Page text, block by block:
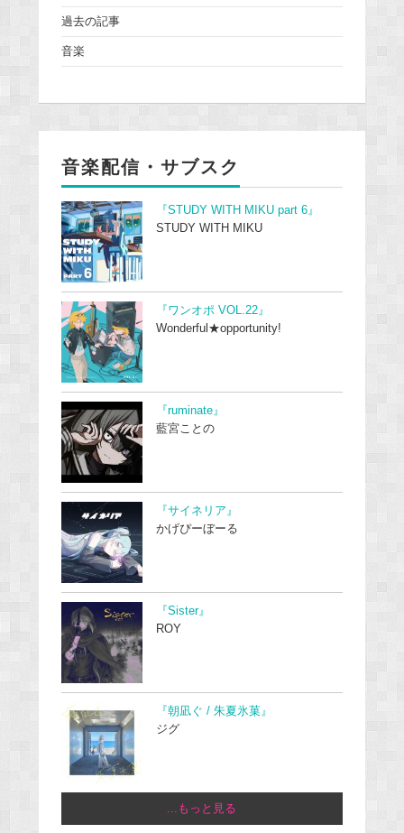
過去の記事
音楽
音楽配信・サブスク
『STUDY WITH MIKU part 6』
STUDY WITH MIKU
『ワンオポ VOL.22』
Wonderful★opportunity!
『ruminate』
藍宮ことの
『サイネリア』
かげぴーぼーる
『Sister』
ROY
『朝凪ぐ / 朱夏氷菓』
ジグ
...もっと見る